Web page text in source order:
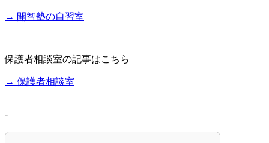
→ 開智塾の自習室
保護者相談室の記事はこちら
→ 保護者相談室
-